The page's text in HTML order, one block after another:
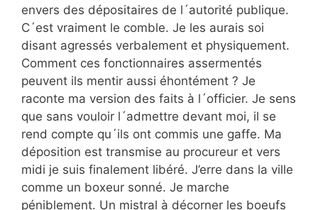
envers des dépositaires de l´autorité publique.
C´est vraiment le comble. Je les aurais soi
disant agressés verbalement et physiquement.
Comment ces fonctionnaires assermentés
peuvent ils mentir aussi éhontément ? Je
raconte ma version des faits à l´officier. Je sens
que sans vouloir l´admettre devant moi, il se
rend compte qu´ils ont commis une gaffe. Ma
déposition est transmise au procureur et vers
midi je suis finalement libéré. J’erre dans la ville
comme un boxeur sonné. Je marche
péniblement. Un mistral à décorner les boeufs